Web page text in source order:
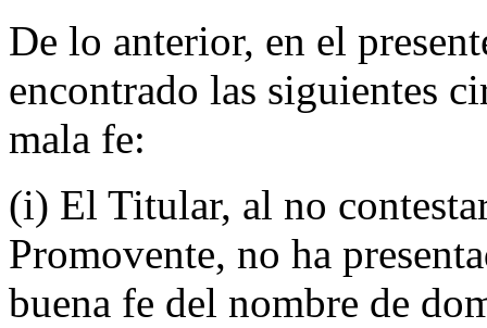
De lo anterior, en el
encontrado las siguientes
mala fe:
(i) El Titular, al no
Promovente, no ha
buena fe del nombre de